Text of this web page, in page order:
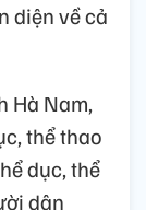
diện về cả
Hà Nam,
thể thao
dục, thể
dân